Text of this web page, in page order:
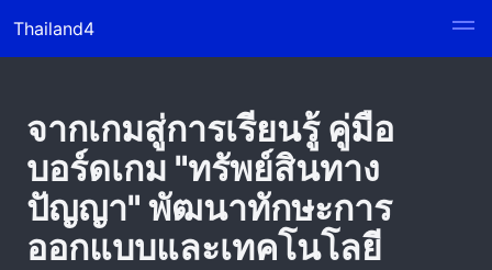
Thailand4
จากเกมสู่การเรียนรู้ คู่มือ
บอร์ดเกม "ทรัพย์สินทาง
ปัญญา" พัฒนาทักษะการ
ออกแบบและเทคโนโลยี